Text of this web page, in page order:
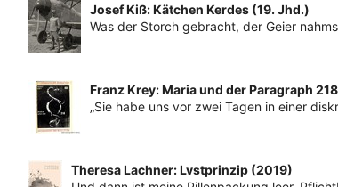
Josef Kiß: Kätchen Kerdes (19. Jhd.)
Was der Storch gebracht, der Geier
Franz Krey: Maria und der Paragraph
„Sie habe uns vor zwei Tagen in einer
Theresa Lachner: Lvstprinzip (2019)